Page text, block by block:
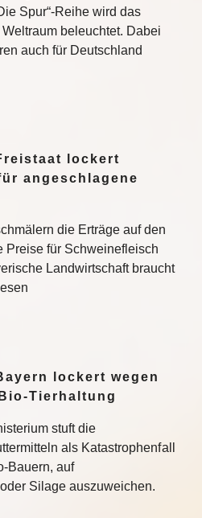
Spur“-Reihe wird das
beleuchtet. Dabei
auch für Deutschland
lockert
angeschlagene
die Erträge auf den
Preise für Schweinefleisch
Landwirtschaft braucht
lockert wegen
Tierhaltung
stuft die
als Katastrophenfall
Bauern, auf
Silage auszuweichen.